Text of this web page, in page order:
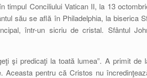
timpul Conciliului Vatican II, la 13
său se află în Philadelphia, la biserica
într-un sicriu de cristal. Sfântul
şi predicaţi la toată lumea”. A primit de
Aceasta pentru că Cristos nu